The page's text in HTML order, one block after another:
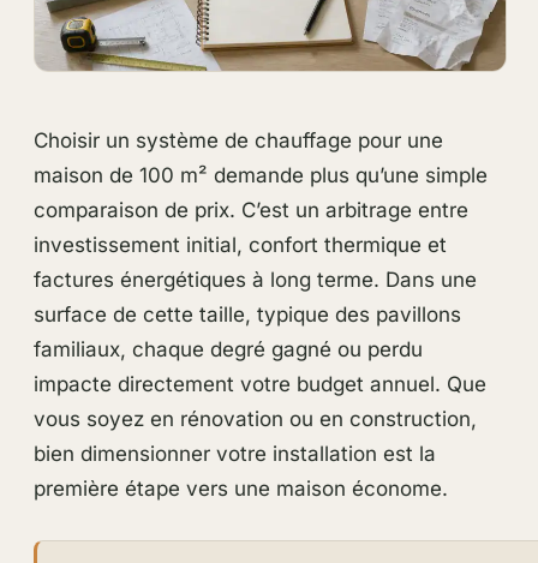
Choisir un système de chauffage pour une
maison de 100 m² demande plus qu’une simple
comparaison de prix. C’est un arbitrage entre
investissement initial, confort thermique et
factures énergétiques à long terme. Dans une
surface de cette taille, typique des pavillons
familiaux, chaque degré gagné ou perdu
impacte directement votre budget annuel. Que
vous soyez en rénovation ou en construction,
bien dimensionner votre installation est la
première étape vers une maison économe.